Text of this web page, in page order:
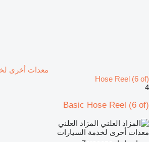
Hose Reel (6 of)
4
Basic Hose Reel (6 of)
المزاد العلني
معدات أخرى لخدمة السيارات